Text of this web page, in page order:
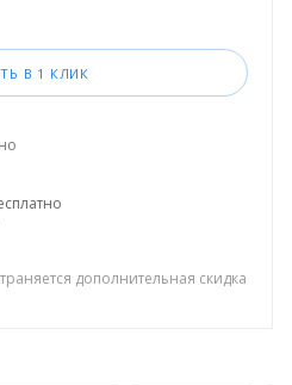
В 1 КЛИК
дополнительная скидка